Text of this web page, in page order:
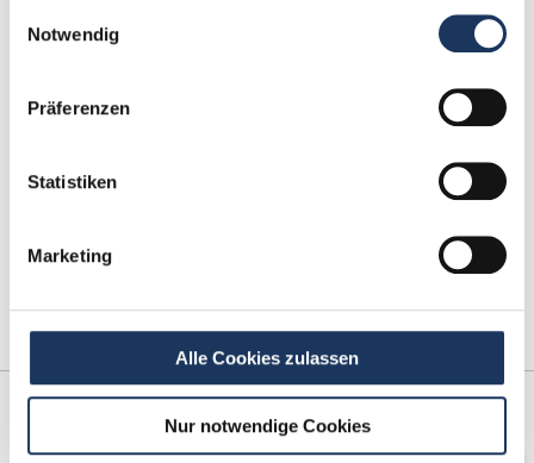
Notwendig
Präferenzen
Statistiken
Marketing
Alle Cookies zulassen
Nur notwendige Cookies
Fax: +49 (0) 521 / 911 730 41
Kooperations-
Partner
Netzwerk-Partner